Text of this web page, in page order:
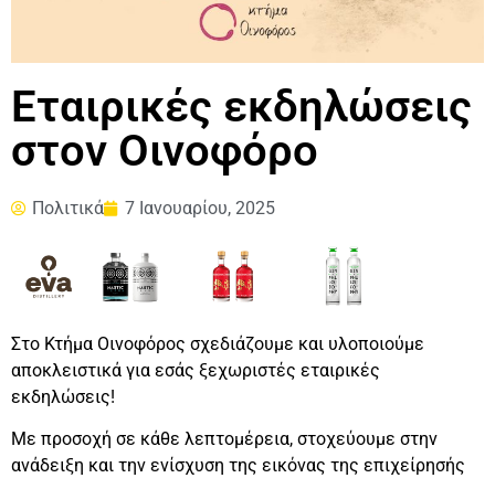
Εταιρικές εκδηλώσεις
στον Οινοφόρο
Πολιτικά 7 Ιανουαρίου, 2025
Στο Κτήμα Οινοφόρος σχεδιάζουμε και υλοποιούμε
αποκλειστικά για εσάς ξεχωριστές εταιρικές
εκδηλώσεις!
Με προσοχή σε κάθε λεπτομέρεια, στοχεύουμε στην
ανάδειξη και την ενίσχυση της εικόνας της επιχείρησής